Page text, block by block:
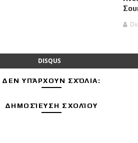
DISQUS
ΔΕΝ ΥΠΆΡΧΟΥΝ ΣΧΌΛΙΑ:
ΔΗΜΟΣΊΕΥΣΗ ΣΧΟΛΊΟΥ